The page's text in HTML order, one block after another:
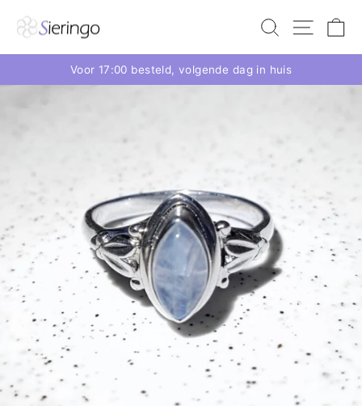
Voor 17:00 besteld, volgende dag in huis